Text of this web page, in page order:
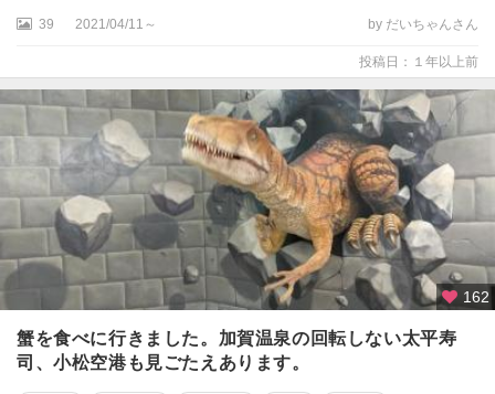
39 2021/04/11～ by だいちゃんさん
投稿日：１年以上前
162
蟹を食べに行きました。加賀温泉の回転しない太平寿
司、小松空港も見ごたえあります。